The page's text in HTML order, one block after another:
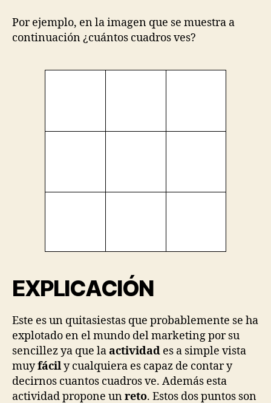
Por ejemplo, en la imagen que se muestra a
continuación ¿cuántos cuadros ves?
EXPLICACIÓN
Este es un quitasiestas que probablemente se ha
explotado en el mundo del marketing por su
sencillez ya que laactividad es a simple vista
muyfácily cualquiera es capaz de contar y
decirnos cuantos cuadros ve. Además esta
actividad propone unreto. Estos dos puntos son